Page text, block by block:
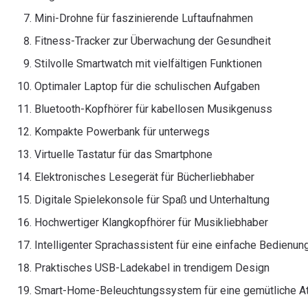
Mini-Drohne für faszinierende Luftaufnahmen
Fitness-Tracker zur Überwachung der Gesundheit
Stilvolle Smartwatch mit vielfältigen Funktionen
Optimaler Laptop für die schulischen Aufgaben
Bluetooth-Kopfhörer für kabellosen Musikgenuss
Kompakte Powerbank für unterwegs
Virtuelle Tastatur für das Smartphone
Elektronisches Lesegerät für Bücherliebhaber
Digitale Spielekonsole für Spaß und Unterhaltung
Hochwertiger Klangkopfhörer für Musikliebhaber
Intelligenter Sprachassistent für eine einfache
Praktisches USB-Ladekabel in trendigem Design
Smart-Home-Beleuchtungssystem für eine gemütliche